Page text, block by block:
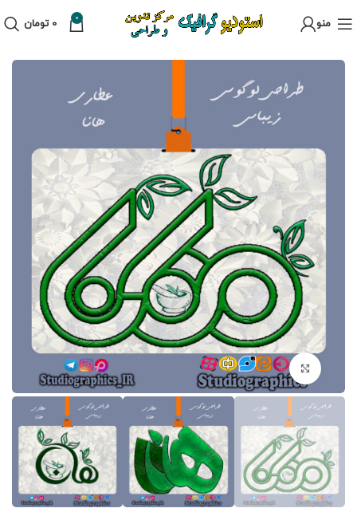
منو 0
0 تومان
برای بزرگنمایی کلیک کنید